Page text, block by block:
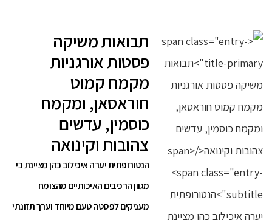
תבואות משיקה
פסטות אורגניות
מקמח קמוט
חוראסאן, ומקמח
כוסמין, עדשים
צהובות וקינואה
הנטורופתית יערה איכילוב כהן מציינת כי
מגוון הרכיבים האיכותיים מהצומח
מעניקים לפסטה טעם מיוחד וערך תזונתי